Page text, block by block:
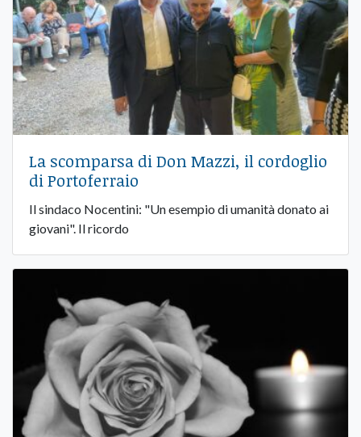
La scomparsa di Don Mazzi, il cordoglio
di Portoferraio
Il sindaco Nocentini: "Un esempio di umanità donato ai
giovani". Il ricordo